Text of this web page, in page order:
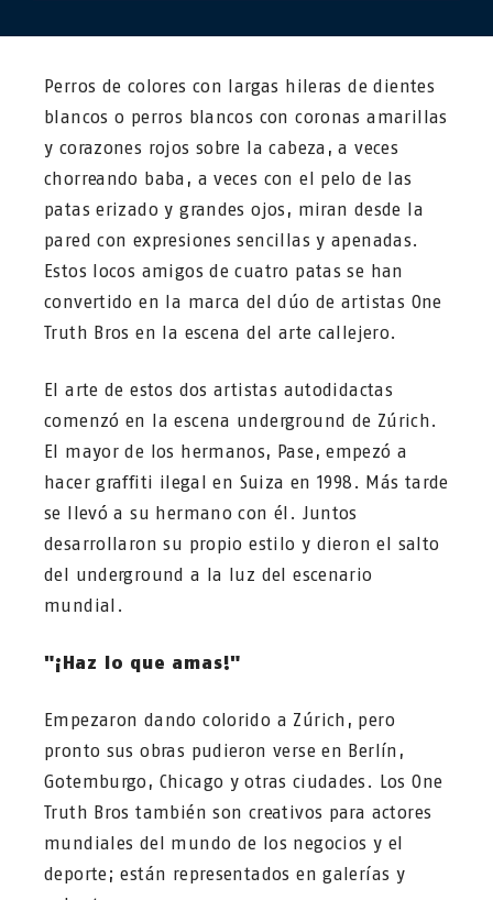
Perros de colores con largas hileras de dientes
blancos o perros blancos con coronas amarillas
y corazones rojos sobre la cabeza, a veces
chorreando baba, a veces con el pelo de las
patas erizado y grandes ojos, miran desde la
pared con expresiones sencillas y apenadas.
Estos locos amigos de cuatro patas se han
convertido en la marca del dúo de artistas One
Truth Bros en la escena del arte callejero.
El arte de estos dos artistas autodidactas
comenzó en la escena underground de Zúrich.
El mayor de los hermanos, Pase, empezó a
hacer graffiti ilegal en Suiza en 1998. Más tarde
se llevó a su hermano con él. Juntos
desarrollaron su propio estilo y dieron el salto
del underground a la luz del escenario
mundial.
"¡Haz lo que amas!"
Empezaron dando colorido a Zúrich, pero
pronto sus obras pudieron verse en Berlín,
Gotemburgo, Chicago y otras ciudades. Los One
Truth Bros también son creativos para actores
mundiales del mundo de los negocios y el
deporte; están representados en galerías y